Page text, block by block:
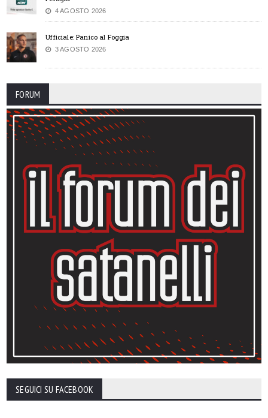
4 AGOSTO 2026
Ufficiale: Panico al Foggia
3 AGOSTO 2026
FORUM
SEGUICI SU FACEBOOK